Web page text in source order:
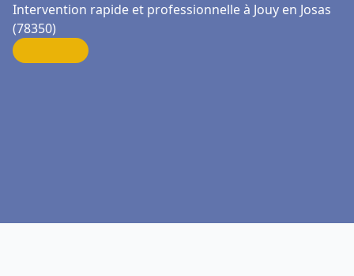
Intervention rapide et professionnelle à Jouy en Josas
(78350)